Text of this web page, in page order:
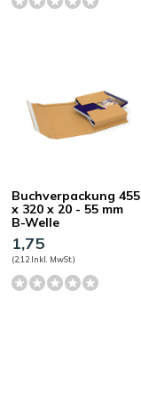
Buchverpackung 455
x 320 x 20 - 55 mm
B-Welle
1,75
(2,12 Inkl. MwSt.)